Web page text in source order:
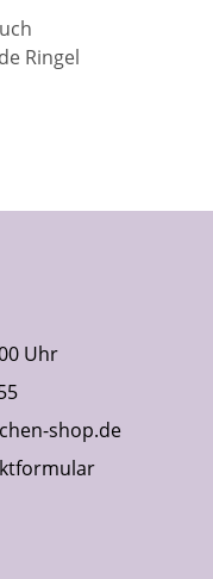
Ringel
Uhr
shop.de